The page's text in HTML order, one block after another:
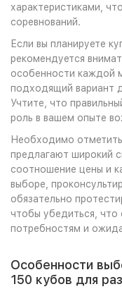
характеристиками,
соревнований.
Если вы планируете
рекомендуется
особенности каждой
подходящий вариант
Учтите, что
роль в вашем опыте
Необходимо
предлагают широкий
соотношение цены и
выборе,
обязательно
чтобы убедиться, что
потребностям и
Особенности
150 кубов для